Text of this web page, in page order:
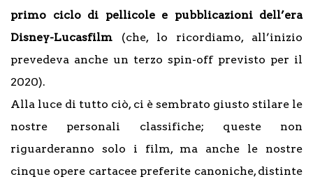
primo ciclo di pellicole e pubblicazioni dell’era
Disney-Lucasfilm (che, lo ricordiamo, all’inizio
prevedeva anche un terzo spin-off previsto per il
2020).
Alla luce di tutto ciò, ci è sembrato giusto stilare le
nostre personali classifiche; queste non
riguarderanno solo i film, ma anche le nostre
cinque opere cartacee preferite canoniche, distinte